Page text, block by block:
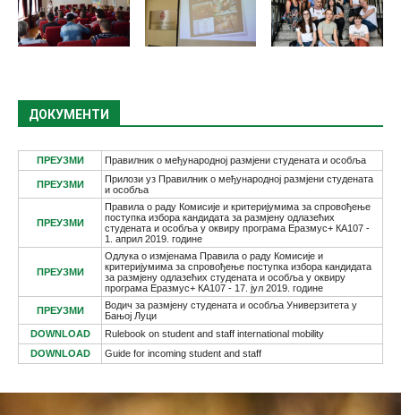
ДОКУМЕНТИ
ПРЕУЗМИ Правилник о међународној размјени студената и особља
ПРЕУЗМИ
Прилози уз Правилник о међународној размјени студената
и особља
ПРЕУЗМИ
Правила о раду Комисије и критеријумима за спровођење
поступка избора кандидата за размјену одлазећих
студената и особља у оквиру програма Еразмус+ КА107 -
1. април 2019. године
ПРЕУЗМИ
Одлука о измјенама Правила о раду Комисије и
критеријумима за спровођење поступка избора кандидата
за размјену одлазећих студената и особља у оквиру
програма Еразмус+ КА107 - 17. јул 2019. године
ПРЕУЗМИ
Водич за размјену студената и особља Универзитета у
Бањој Луци
DOWNLOAD
Rulebook on student and staff international mobility
DOWNLOAD
Guide for incoming student and staff